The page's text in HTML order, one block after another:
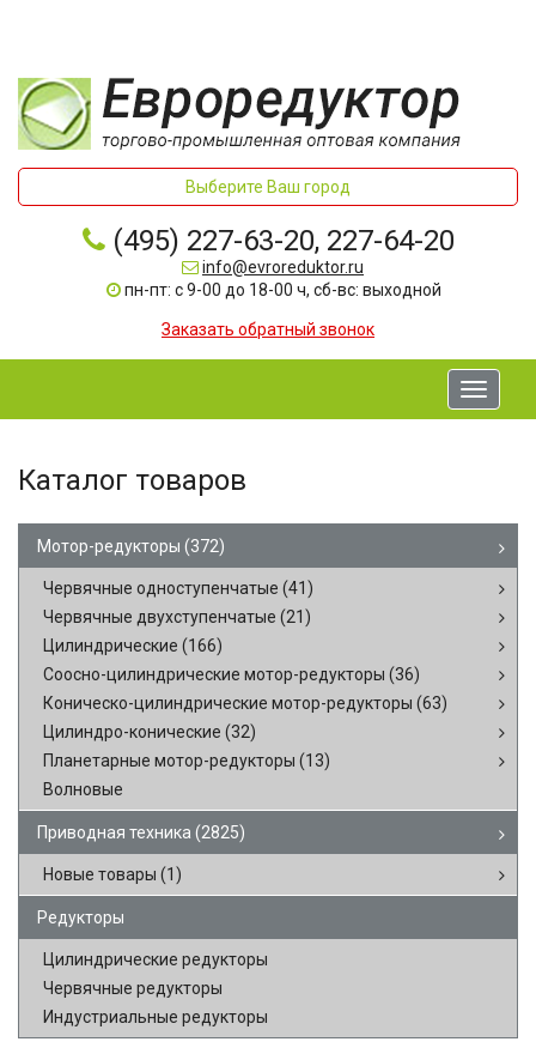
Выберите Ваш город
(495) 227-63-20, 227-64-20
info@evroreduktor.ru
пн-пт: с 9-00 до 18-00 ч, сб-вс: выходной
Заказать обратный звонок
Toggle
Каталог товаров
Мотор-редукторы (372)
Червячные одноступенчатые (41)
Червячные двухступенчатые (21)
Цилиндрические (166)
Соосно-цилиндрические мотор-редукторы (36)
Коническо-цилиндрические мотор-редукторы (63)
Цилиндро-конические (32)
Планетарные мотор-редукторы (13)
Волновые
Приводная техника (2825)
Новые товары (1)
Редукторы
Цилиндрические редукторы
Червячные редукторы
Индустриальные редукторы